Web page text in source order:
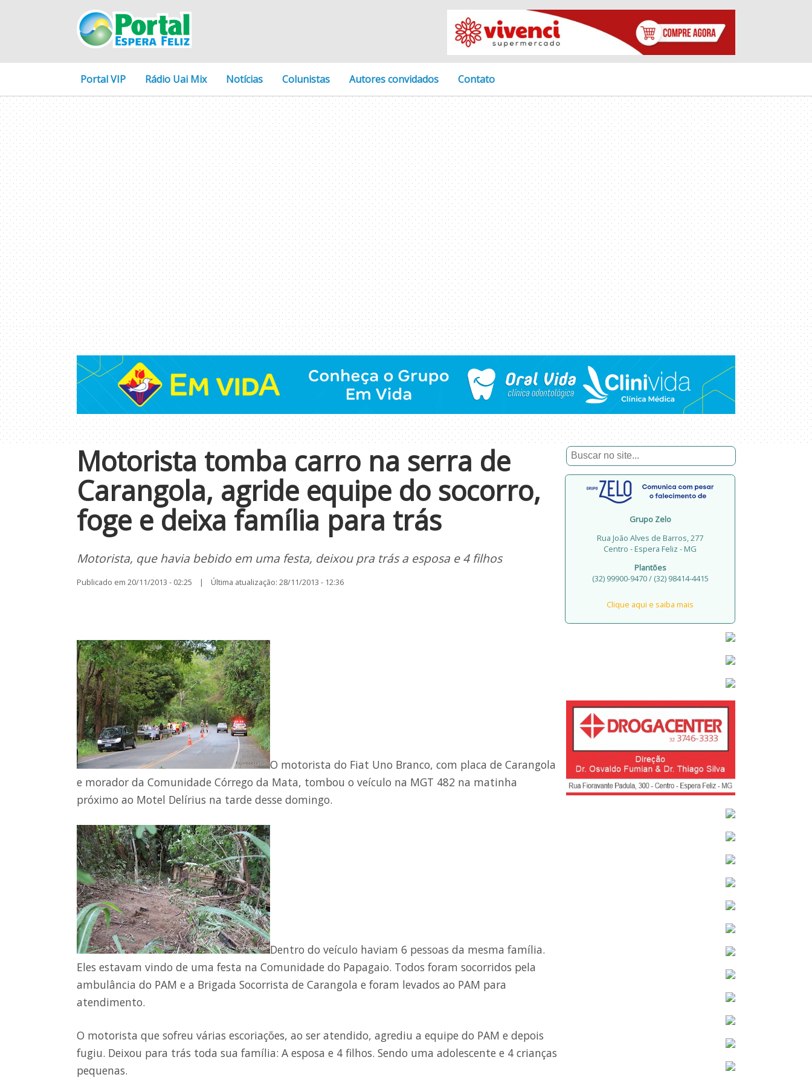
Portal VIP Rádio Uai Mix Notícias Colunistas Autores convidados Contato
Motorista tomba carro na serra de
Carangola, agride equipe do socorro,
foge e deixa família para trás
Motorista, que havia bebido em uma festa, deixou pra trás a esposa e 4 filhos
Publicado em 20/11/2013 - 02:25 | Última atualização: 28/11/2013 - 12:36
O motorista do Fiat Uno Branco, com placa de Carangola
e morador da Comunidade Córrego da Mata, tombou o veículo na MGT 482 na matinha
próximo ao Motel Delírius na tarde desse domingo.
Dentro do veículo haviam 6 pessoas da mesma família.
Eles estavam vindo de uma festa na Comunidade do Papagaio. Todos foram socorridos pela
ambulância do PAM e a Brigada Socorrista de Carangola e foram levados ao PAM para
atendimento.
O motorista que sofreu várias escoriações, ao ser atendido, agrediu a equipe do PAM e depois
fugiu. Deixou para trás toda sua família: A esposa e 4 filhos. Sendo uma adolescente e 4 crianças
pequenas.
Grupo Zelo
Rua João Alves de Barros, 277
Centro - Espera Feliz - MG
Plantões
(32) 99900-9470 / (32) 98414-4415
Clique aqui e saiba mais